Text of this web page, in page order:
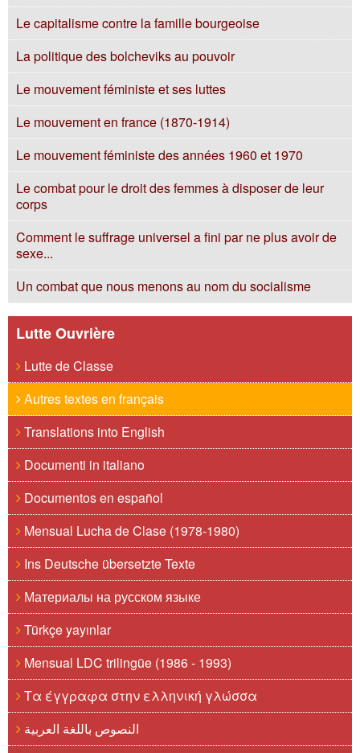
Le capitalisme contre la famille bourgeoise
La politique des bolcheviks au pouvoir
Le mouvement féministe et ses luttes
Le mouvement en france (1870-1914)
Le mouvement féministe des années 1960 et 1970
Le combat pour le droit des femmes à disposer de leur
corps
Comment le suffrage universel a fini par ne plus avoir de
sexe...
Un combat que nous menons au nom du socialisme
Lutte Ouvrière
Lutte de Classe
Autres textes en français
Translations into English
Documenti in italiano
Documentos en español
Mensual Lucha de Clase (1978-1980)
Ins Deutsche übersetzte Texte
Материалы на русском языке
Türkçe yayınlar
Mensual LDC trilingüe (1986 - 1993)
Τα έγγραφα στην ελληνική γλώσσα
النصوص باللغة العربية